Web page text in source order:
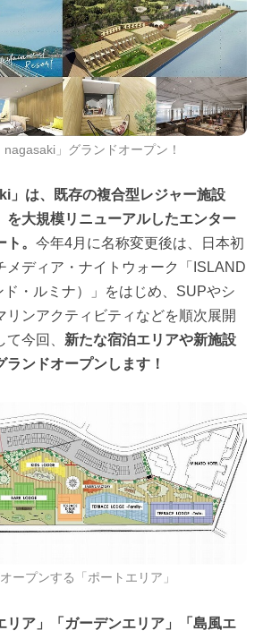
nagasaki」グランドオープン！
」は、既存の複合型レジャー施設
を大規模リニューアルしたエンター
。 今年4月に名称変更後は、日本初
メディア・ナイトウォーク「ISLAND
ド・ルミナ）」をはじめ、SUPやシ
リンアクティビティなどを順次展開
今回、 新たな宿泊エリアや新施設
ンドオープンします！
ープンする「ポートエリア」
リア」「ガーデンエリア」「島風エ